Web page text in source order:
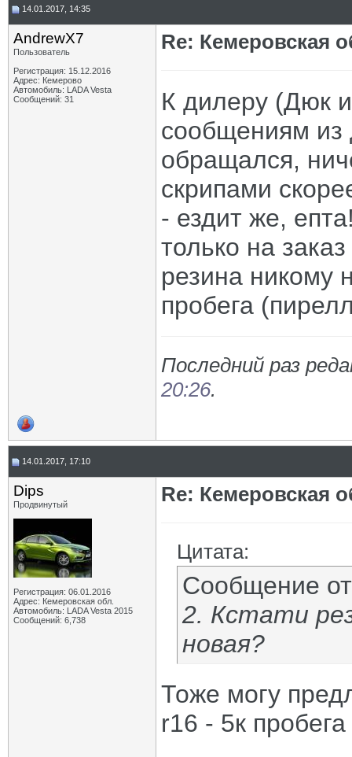
14.01.2017, 14:35
AndrewX7
Пользователь
Регистрация: 15.12.2016
Адрес: Кемерово
Автомобиль: LADA Vesta
Сообщений: 31
Re: Кемеровская
К дилеру (Дюк
сообщениям из
обращался,
скрипами
- ездит же,
только на
резина никому
пробега
Последний раз
20:26.
14.01.2017, 17:10
Dips
Продвинутый
Регистрация: 06.01.2016
Адрес: Кемеровская обл.
Автомобиль: LADA Vesta 2015
Сообщений: 6,738
Re: Кемеровская
Цитата:
Сообщение
2. Кстати
новая?
Тоже могу
r16 - 5к